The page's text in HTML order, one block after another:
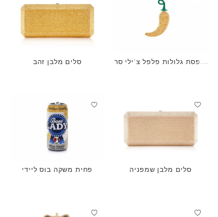
קופסת גלולות פלפל צ'ילי סר
סלים מלבן זהב
סלים מלבן שמפניה פחית משקה בוס ליידי